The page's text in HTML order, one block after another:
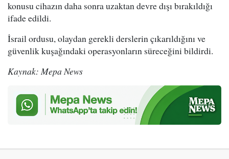
konusu cihazın daha sonra uzaktan devre dışı bırakıldığı
ifade edildi.
İsrail ordusu, olaydan gerekli derslerin çıkarıldığını ve
güvenlik kuşağındaki operasyonların süreceğini bildirdi.
Kaynak: Mepa News